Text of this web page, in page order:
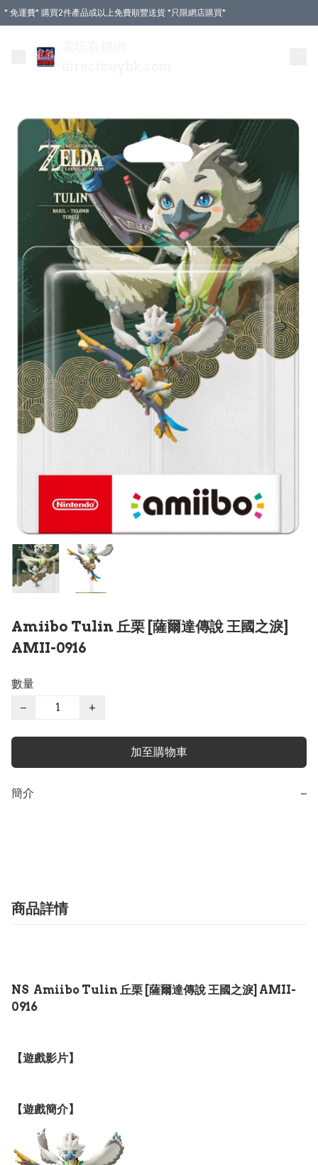
* 免運費* 購買2件產品或以上免費順豐送貨 *只限網店購買*
Amiibo Tulin 丘栗 [薩爾達傳說 王國之淚]
AMII-0916
數量
−
+
加至購物車
簡介 −
商品詳情
NS Amiibo Tulin 丘栗 [薩爾達傳說 王國之淚] AMII-
0916
【遊戲影片】
【遊戲簡介】